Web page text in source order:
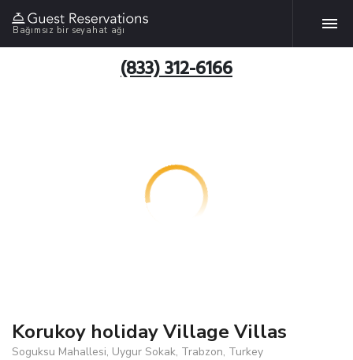
Bağımsız bir seyahat ağı
(833) 312-6166
Korukoy holiday Village Villas
Soguksu Mahallesi, Uygur Sokak, Trabzon, Turkey